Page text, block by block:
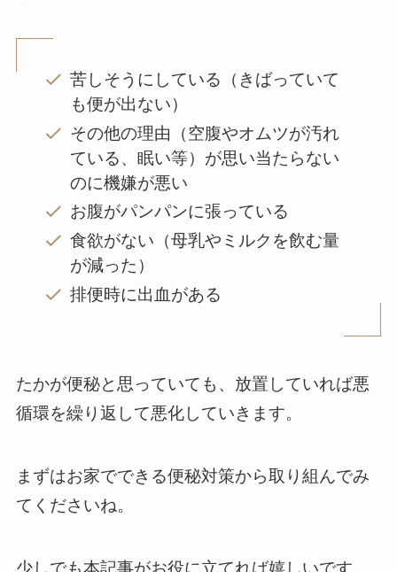
苦しそうにしている（きばっていて
も便が出ない）
その他の理由（空腹やオムツが汚れ
ている、眠い等）が思い当たらない
のに機嫌が悪い
お腹がパンパンに張っている
食欲がない（母乳やミルクを飲む量
が減った）
排便時に出血がある
たかが便秘と思っていても、放置していれば悪
循環を繰り返して悪化していきます。
まずはお家でできる便秘対策から取り組んでみ
てくださいね。
少しでも本記事がお役に立てれば嬉しいです。